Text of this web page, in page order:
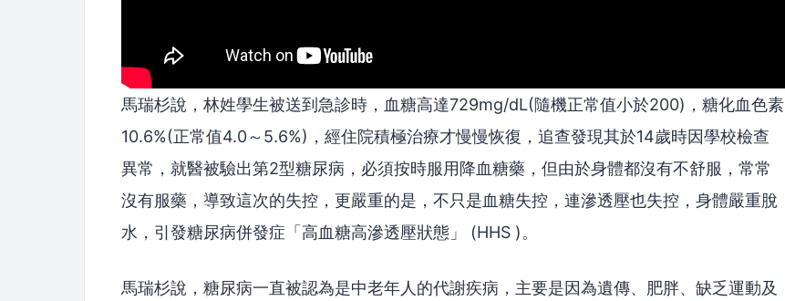
馬瑞杉說，林姓學生被送到急診時，血糖高達729mg/dL(隨機正常值小於200)，糖化血色素
10.6%(正常值4.0～5.6%)，經住院積極治療才慢慢恢復，追查發現其於14歲時因學校檢查
異常，就醫被驗出第2型糖尿病，必須按時服用降血糖藥，但由於身體都沒有不舒服，常常
沒有服藥，導致這次的失控，更嚴重的是，不只是血糖失控，連滲透壓也失控，身體嚴重脫
水，引發糖尿病併發症「高血糖高滲透壓狀態」 (HHS )。
馬瑞杉說，糖尿病一直被認為是中老年人的代謝疾病，主要是因為遺傳、肥胖、缺乏運動及